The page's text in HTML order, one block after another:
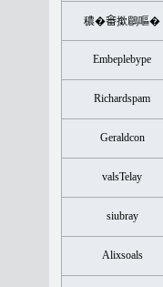
穠�𤲞撳鶥嘔�
Embeplebype
Richardspam
Geraldcon
valsTelay
siubray
Alixsoals